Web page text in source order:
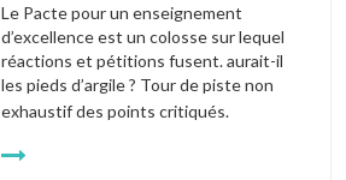
Le Pacte pour un enseignement
d’excellence est un colosse sur lequel
réactions et pétitions fusent. aurait-il
les pieds d’argile? Tour de piste non
exhaustif des points critiqués.